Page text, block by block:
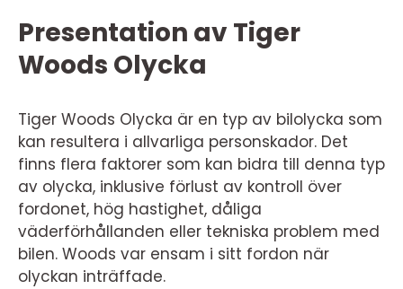
Presentation av Tiger
Woods Olycka
Tiger Woods Olycka är en typ av bilolycka som
kan resultera i allvarliga personskador. Det
finns flera faktorer som kan bidra till denna typ
av olycka, inklusive förlust av kontroll över
fordonet, hög hastighet, dåliga
väderförhållanden eller tekniska problem med
bilen. Woods var ensam i sitt fordon när
olyckan inträffade.